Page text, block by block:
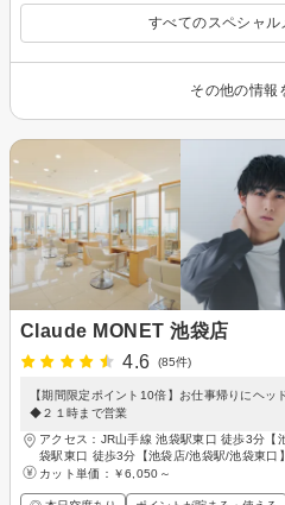
すべてのスペシャル
その他の情報
Claude MONET 池袋店
4.6
(85件)
【期間限定ポイント10倍】お仕事帰りにヘ
◆２１時まで営業
アクセス：JR山手線 池袋駅東口 徒歩3分
袋駅東口 徒歩3分【池袋店/池袋駅/池袋東口】
カット単価： ￥6,050～